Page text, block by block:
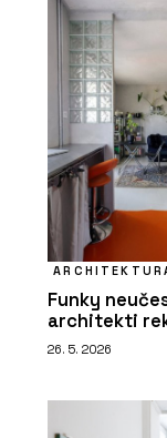
Funky
architekti
26. 5. 2026